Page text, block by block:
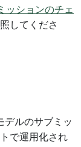
ッションのチェ
してくださ
デルのサブミッ
で運用化され